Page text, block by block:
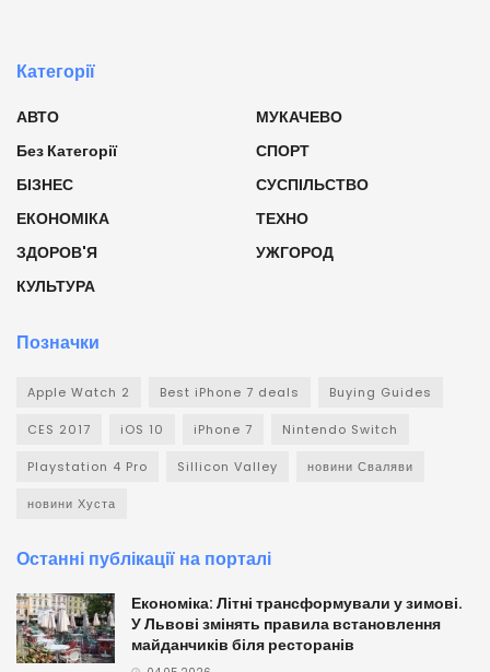
Категорії
АВТО
Без Категорії
БІЗНЕС
ЕКОНОМІКА
ЗДОРОВ'Я
КУЛЬТУРА
МУКАЧЕВО
СПОРТ
СУСПІЛЬСТВО
ТЕХНО
УЖГОРОД
Позначки
Apple Watch 2 Best iPhone 7 deals Buying Guides
CES 2017 iOS 10 iPhone 7 Nintendo Switch
Playstation 4 Pro Sillicon Valley новини Сваляви
новини Хуста
Останні публікації на порталі
Економіка: Літні трансформували у зимові.
У Львові змінять правила встановлення
майданчиків біля ресторанів